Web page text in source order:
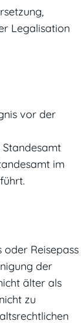
Legalisation
vor der
Standesamt
im
Reisepass
der
älter als
zu